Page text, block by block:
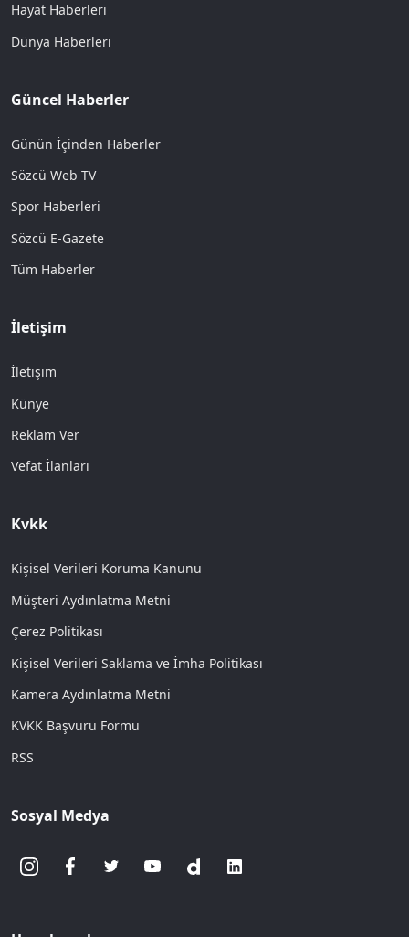
Hayat Haberleri
Dünya Haberleri
Güncel Haberler
Günün İçinden Haberler
Sözcü Web TV
Spor Haberleri
Sözcü E-Gazete
Tüm Haberler
İletişim
İletişim
Künye
Reklam Ver
Vefat İlanları
Kvkk
Kişisel Verileri Koruma Kanunu
Müşteri Aydınlatma Metni
Çerez Politikası
Kişisel Verileri Saklama ve İmha Politikası
Kamera Aydınlatma Metni
KVKK Başvuru Formu
RSS
Sosyal Medya